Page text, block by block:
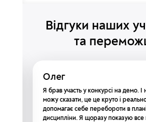
Відгуки наших
та
Олег
Я брав участь у конкурсі на демо. І
можу сказати, це це круто і
допомагає себе перебороти в
дисципліни. Я щоразу показую